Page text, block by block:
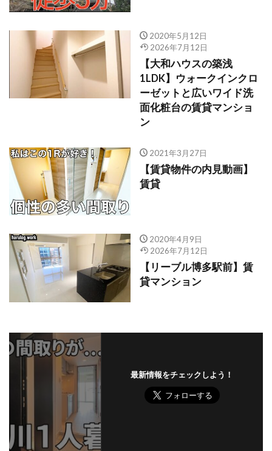
2020年5月12日
2026年7月12日
【大和ハウスの築浅
1LDK】ウォークインクロ
ーゼットと広いワイド洗
面化粧台の賃貸マンショ
ン
2021年3月27日
【賃貸物件の内見動画】
賃貸
2020年4月9日
2026年7月12日
【リーブル博多駅前】賃
貸マンション
最新情報をチェックしよう！